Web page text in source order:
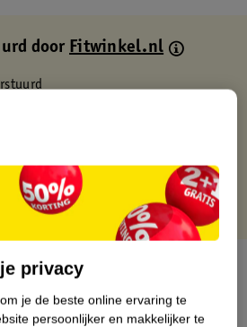
doorFitwinkel.nl
verkooppartner.
privacy
je de beste online ervaring te
persoonlijker en makkelijker te